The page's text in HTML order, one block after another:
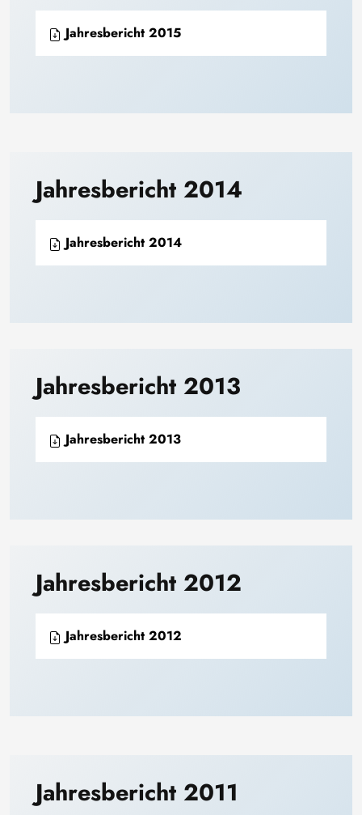
Jahresbericht 2015
Jahresbericht 2014
Jahresbericht 2014
Jahresbericht 2013
Jahresbericht 2013
Jahresbericht 2012
Jahresbericht 2012
Jahresbericht 2011